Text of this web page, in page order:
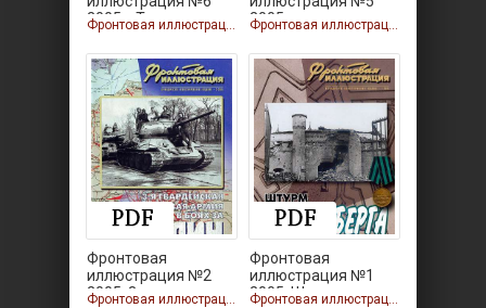
2005. «Тигры»
Фронтовая иллюстрация
2005.
Фронтовая иллюстрация
Фронтовая
иллюстрация №2
2005. 3-я
Фронтовая иллюстрация
Фронтовая
иллюстрация №1
2005. Штурм
Фронтовая иллюстрация